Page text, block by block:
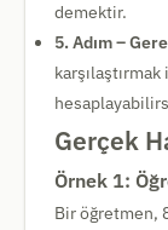
demektir.
5. Adım –
Gerçek
Örnek 1:
Bir öğretmen,